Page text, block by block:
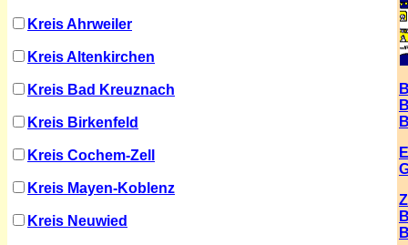
Kreis Ahrweiler
Kreis Altenkirchen
Kreis Bad Kreuznach
Kreis Birkenfeld
Kreis Cochem-Zell
Kreis Mayen-Koblenz
Kreis Neuwied